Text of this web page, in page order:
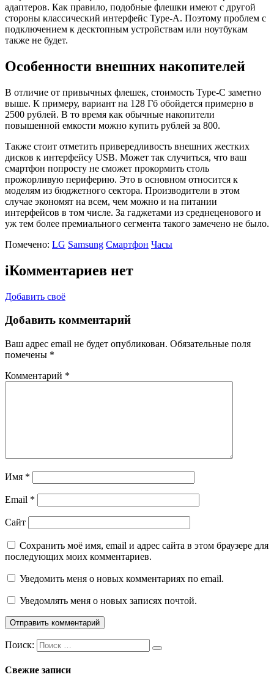
адаптеров. Как правило, подобные флешки имеют с другой
стороны классический интерфейс Type-A. Поэтому проблем с
подключением к десктопным устройствам или ноутбукам
также не будет.
Особенности внешних накопителей
В отличие от привычных флешек, стоимость Type-C заметно
выше. К примеру, вариант на 128 Гб обойдется примерно в
2500 рублей. В то время как обычные накопители
повышенной емкости можно купить рублей за 800.
Также стоит отметить привередливость внешних жестких
дисков к интерфейсу USB. Может так случиться, что ваш
смартфон попросту не сможет прокормить столь
прожорливую периферию. Это в основном относится к
моделям из бюджетного сектора. Производители в этом
случае экономят на всем, чем можно и на питании
интерфейсов в том числе. За гаджетами из среднеценового и
уж тем более премиального сегмента такого замечено не было.
Помечено: LG Samsung Смартфон Часы
iКомментариев нет
Добавить своё
Добавить комментарий
Ваш адрес email не будет опубликован. Обязательные поля
помечены *
Комментарий *
Имя *
Email *
Сайт
Сохранить моё имя, email и адрес сайта в этом браузере для
последующих моих комментариев.
Уведомить меня о новых комментариях по email.
Уведомлять меня о новых записях почтой.
Поиск:
Свежие записи